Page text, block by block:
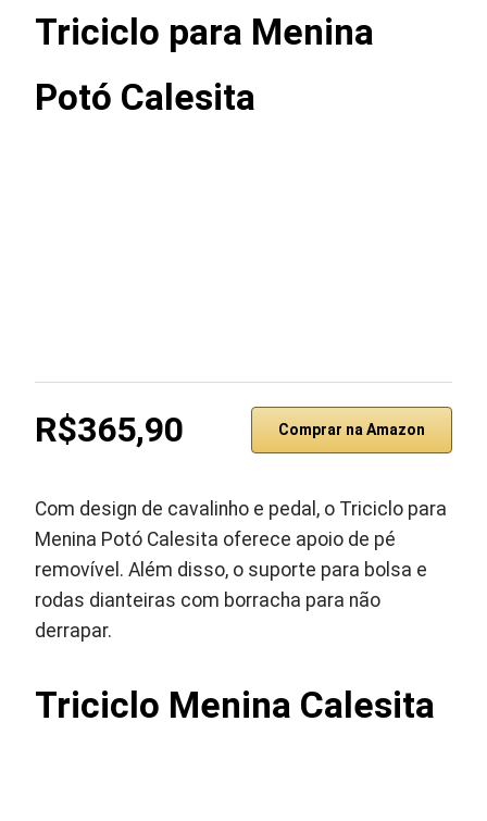
Triciclo para Menina
Potó Calesita
R$365,90 Comprar na Amazon
Com design de cavalinho e pedal, o Triciclo para
Menina Potó Calesita oferece apoio de pé
removível. Além disso, o suporte para bolsa e
rodas dianteiras com borracha para não
derrapar.
Triciclo Menina Calesita